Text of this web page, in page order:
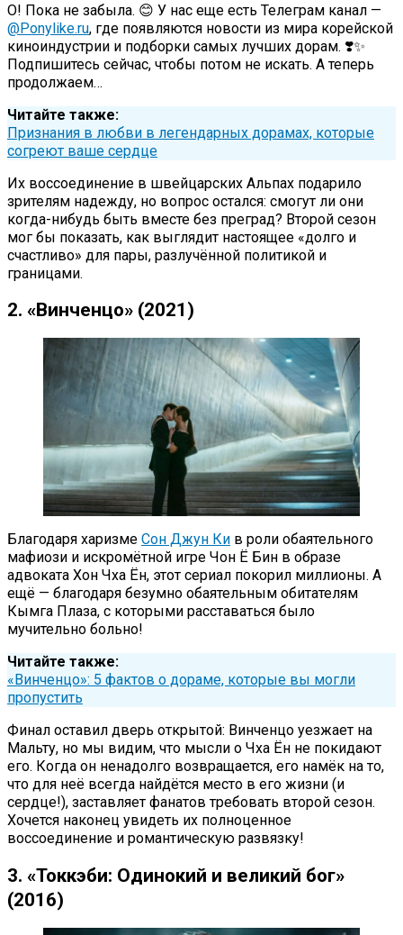
О! Пока не забыла. 😊 У нас еще есть Телеграм канал —
@Ponylike.ru, где появляются новости из мира корейской
киноиндустрии и подборки самых лучших дорам. ❣️✨
Подпишитесь сейчас, чтобы потом не искать. А теперь
продолжаем…
Читайте также:
Признания в любви в легендарных дорамах, которые
согреют ваше сердце
Их воссоединение в швейцарских Альпах подарило
зрителям надежду, но вопрос остался: смогут ли они
когда-нибудь быть вместе без преград? Второй сезон
мог бы показать, как выглядит настоящее «долго и
счастливо» для пары, разлучённой политикой и
границами.
2. «Винченцо» (2021)
Благодаря харизме Сон Джун Ки в роли обаятельного
мафиози и искромётной игре Чон Ё Бин в образе
адвоката Хон Чха Ён, этот сериал покорил миллионы. А
ещё — благодаря безумно обаятельным обитателям
Кымга Плаза, с которыми расставаться было
мучительно больно!
Читайте также:
«Винченцо»: 5 фактов о дораме, которые вы могли
пропустить
Финал оставил дверь открытой: Винченцо уезжает на
Мальту, но мы видим, что мысли о Чха Ён не покидают
его. Когда он ненадолго возвращается, его намёк на то,
что для неё всегда найдётся место в его жизни (и
сердце!), заставляет фанатов требовать второй сезон.
Хочется наконец увидеть их полноценное
воссоединение и романтическую развязку!
3. «Токкэби: Одинокий и великий бог»
(2016)